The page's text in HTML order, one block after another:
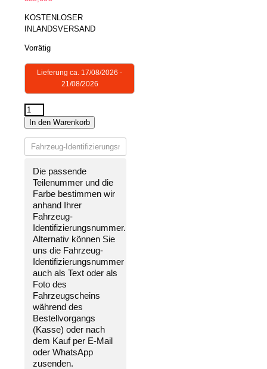
KOSTENLOSER
INLANDSVERSAND
Vorrätig
Lieferung ca. 17/08/2026 -
21/08/2026
STOßSTANGE
LACKIERT
IN
WUNSCHFARBE
NEU
Opel
Meriva
2010-
2017
ohne
PDC
Menge
In den Warenkorb
Die passende
Teilenummer und die
Farbe bestimmen wir
anhand Ihrer
Fahrzeug-
Identifizierungsnummer.
Alternativ können Sie
uns die Fahrzeug-
Identifizierungsnummer
auch als Text oder als
Foto des
Fahrzeugscheins
während des
Bestellvorgangs
(Kasse) oder nach
dem Kauf per E-Mail
oder WhatsApp
zusenden.